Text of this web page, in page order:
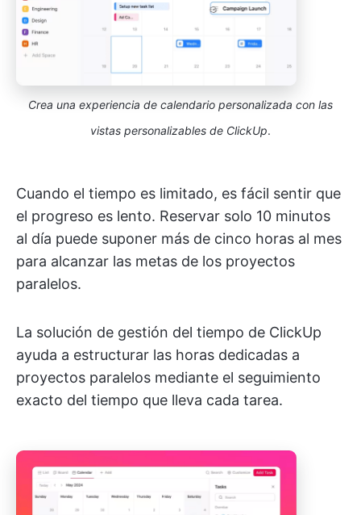
Crea una experiencia de calendario personalizada con las
vistas personalizables de ClickUp.
Cuando el tiempo es limitado, es fácil sentir que
el progreso es lento. Reservar solo 10 minutos
al día puede suponer más de cinco horas al mes
para alcanzar las metas de los proyectos
paralelos.
La solución de gestión del tiempo de ClickUp
ayuda a estructurar las horas dedicadas a
proyectos paralelos mediante el seguimiento
exacto del tiempo que lleva cada tarea.